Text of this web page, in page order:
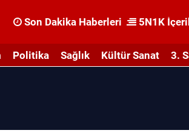
Son Dakika Haberleri 5N1K
Politika Sağlık Kültür Sanat 3.